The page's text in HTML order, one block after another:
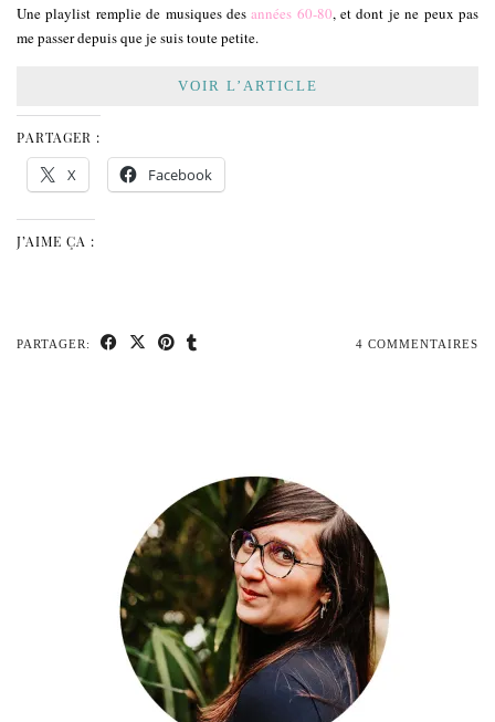
Une playlist remplie de musiques desannées 60-80, et dont je ne peux pas
me passer depuis que je suis toute petite.
VOIR L’ARTICLE
PARTAGER :
X Facebook
J’AIME ÇA :
PARTAGER: 4 COMMENTAIRES